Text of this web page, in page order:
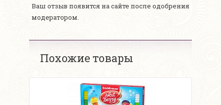
Ваш отзыв появится на сайте после одобрения
модератором.
Похожие товары